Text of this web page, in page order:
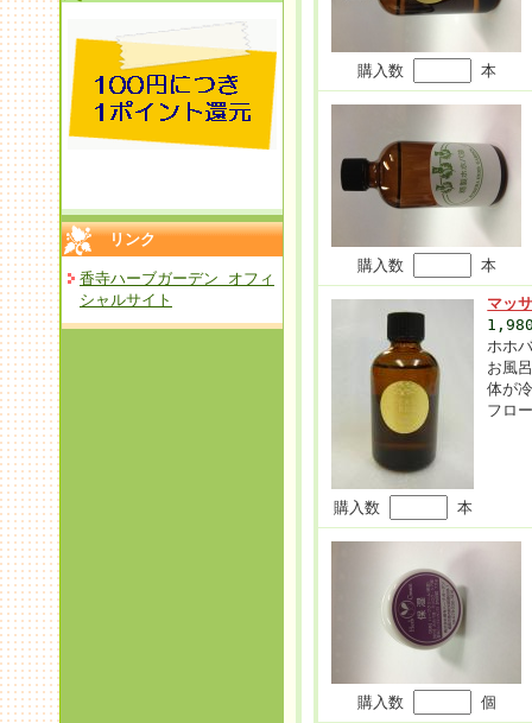
リンク
香寺ハーブガーデン オフィ
シャルサイト
購入数 本
購入数 本
購入数 本
マッ
ホホ
お風
体が
フロ
購入数 個